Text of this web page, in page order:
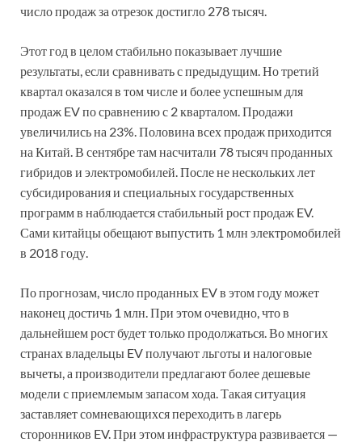
число продаж за отрезок достигло 278 тысяч.
Этот год в целом стабильно показывает лучшие
результаты, если сравнивать с предыдущим. Но третий
квартал оказался в том числе и более успешным для
продаж EV по сравнению с 2 кварталом. Продажи
увеличились на 23%. Половина всех продаж приходится
на Китай. В сентябре там насчитали 78 тысяч проданных
гибридов и электромобилей. После не нескольких лет
субсидирования и специальных государственных
программ в наблюдается стабильный рост продаж EV.
Сами китайцы обещают выпустить 1 млн электромобилей
в 2018 году.
По прогнозам, число проданных EV в этом году может
наконец достичь 1 млн. При этом очевидно, что в
дальнейшем рост будет только продолжаться. Во многих
странах владельцы EV получают льготы и налоговые
вычеты, а производители предлагают более дешевые
модели с приемлемым запасом хода. Такая ситуация
заставляет сомневающихся переходить в лагерь
сторонников EV. При этом инфраструктура развивается —